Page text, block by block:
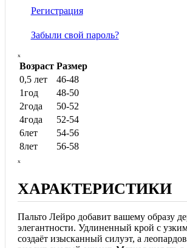
Регистрация
Забыли свой пароль?
ₓ
Возраст Размер
0,5 лет
46-48
1год
48-50
2года
50-52
4года
52-54
6лет
54-56
8лет
56-58
ₓ
ХАРАКТЕРИСТИКИ
Пальто Лейро добавит вашему образу
элегантности. Удлиненный крой с
создаёт изысканный силуэт, а